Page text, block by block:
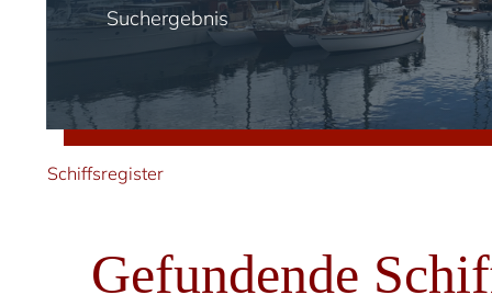
Suchergebnis
Schiffsregister
Gefundende